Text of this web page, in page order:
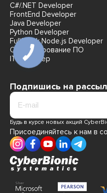
C#/.NET Developer
FrontEnd Developer
Java Developer
Python Developer
FullStack Node.js Developer
QA Тестирование ПО
IT Рекрутер
Подпишись на
Будь в курсе новых акций
Присоединяйтесь к нам в